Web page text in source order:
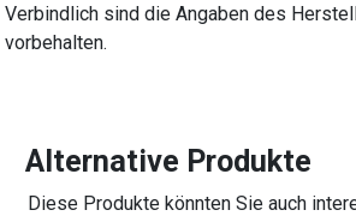
Verbindlich sind die Angaben des
vorbehalten.
Alternative Produkte
Diese Produkte könnten Sie auch